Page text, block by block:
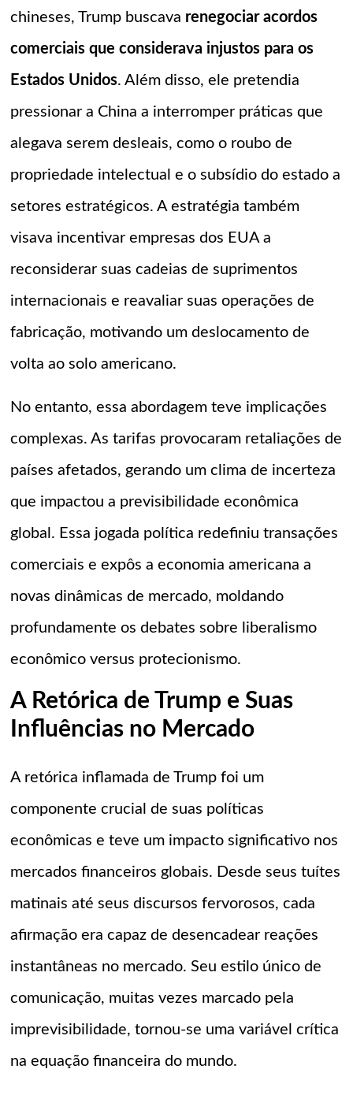
chineses, Trump buscava renegociar acordos
comerciais que considerava injustos para os
Estados Unidos. Além disso, ele pretendia
pressionar a China a interromper práticas que
alegava serem desleais, como o roubo de
propriedade intelectual e o subsídio do estado a
setores estratégicos. A estratégia também
visava incentivar empresas dos EUA a
reconsiderar suas cadeias de suprimentos
internacionais e reavaliar suas operações de
fabricação, motivando um deslocamento de
volta ao solo americano.
No entanto, essa abordagem teve implicações
complexas. As tarifas provocaram retaliações de
países afetados, gerando um clima de incerteza
que impactou a previsibilidade econômica
global. Essa jogada política redefiniu transações
comerciais e expôs a economia americana a
novas dinâmicas de mercado, moldando
profundamente os debates sobre liberalismo
econômico versus protecionismo.
A Retórica de Trump e Suas
Influências no Mercado
A retórica inflamada de Trump foi um
componente crucial de suas políticas
econômicas e teve um impacto significativo nos
mercados financeiros globais. Desde seus tuítes
matinais até seus discursos fervorosos, cada
afirmação era capaz de desencadear reações
instantâneas no mercado. Seu estilo único de
comunicação, muitas vezes marcado pela
imprevisibilidade, tornou-se uma variável crítica
na equação financeira do mundo.